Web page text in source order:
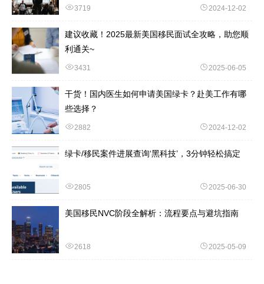
3719 2024-12-02
建议收藏！2025最新美国移民面试全攻略，助您顺
利通关~
3431 2025-06-05
干货！国内医生如何申请美国绿卡？赴美工作有哪
些选择？
2882 2024-12-02
绿卡/移民案件进展查询‘黑科技’，3分钟轻松搞定
2805 2025-06-30
美国移民NVC阶段全解析：流程要点与避坑指南
2618 2025-05-09